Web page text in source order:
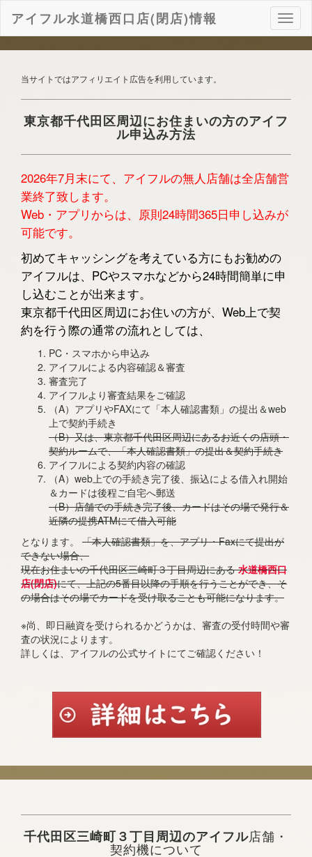
ナ
ビ
ゲ
ン
アイフル水道橋西口店(閉店)情報
当サイトではアフィリエイト広告を利用しています。
東京都千代田区周辺にお住まいの方のアイフ
ル申込み方法
2026年7月末にて、アイフルの無人店舗は全店舗営
業終了致します。
Web・アプリからは、原則24時間365日申し込みが
可能です。
初めてキャッシングを考えている方にもお勧めの
アイフルは、PCやスマホなどから24時間簡単に申
し込むことが出来ます。
東京都千代田区周辺にお住いの方が、Web上で契
約を行う際の通常の流れとしては、
PC・スマホから申込み
アイフルによる内容確認＆審査
審査完了
アイフルより審査結果をご確認
（A）アプリやFAXにて「本人確認書類」の提出＆web
上で契約手続き
（B）又は、東京都千代田区周辺にあるお近くの店頭・
契約ルームで、「本人確認書類」の提出＆契約手続き
アイフルによる契約内容の確認
（A）web上での手続き完了後、振込による借入れ開始
＆カードは後程ご自宅へ郵送
（B）店舗での手続き完了後、カードはその場で発行＆
近隣の提携ATMにて借入可能
となります。 「本人確認書類」を、アプリ・Faxにて提出が
できない場合、
現在お住まいの千代田区三崎町３丁目周辺にある水道橋西口
店(閉店)にて、上記の5番目以降の手順を行うことができ、そ
の場合はその場でカードを受け取ることも可能になります。
※尚、即日融資を受けられるかどうかは、審査の受付時間や審
査の状況によります。
詳しくは、アイフルの公式サイトにてご確認ください！
千代田区三崎町３丁目周辺のアイフル店舗・
契約機について